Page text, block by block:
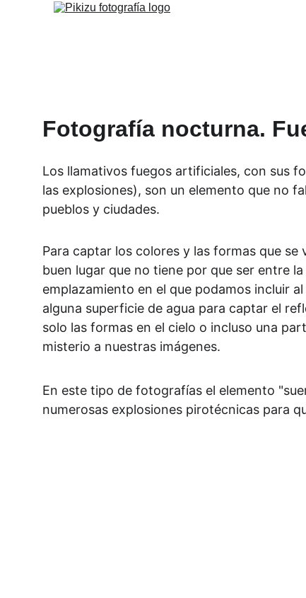
Fotografía nocturna.
Los llamativos fuegos artificiales, con sus
las explosiones), son un elemento que no
pueblos y ciudades.
Para captar los colores y las formas que
buen lugar que no tiene por que ser entre
emplazamiento en el que podamos incluir
alguna superficie de agua para captar el
solo las formas en el cielo o incluso una
misterio a nuestras imágenes.
En este tipo de fotografías el elemento
numerosas explosiones pirotécnicas para